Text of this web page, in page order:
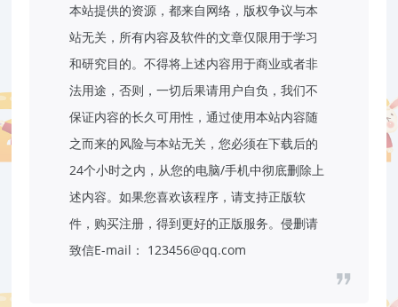
本站提供的资源，都来自网络，版权争议与本
站无关，所有内容及软件的文章仅限用于学习
和研究目的。不得将上述内容用于商业或者非
法用途，否则，一切后果请用户自负，我们不
保证内容的长久可用性，通过使用本站内容随
之而来的风险与本站无关，您必须在下载后的
24个小时之内，从您的电脑/手机中彻底删除上
述内容。如果您喜欢该程序，请支持正版软
件，购买注册，得到更好的正版服务。侵删请
致信E-mail： 123456@qq.com